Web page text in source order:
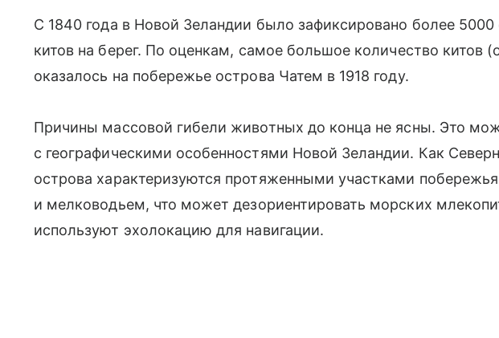
С 1840 года в Новой Зеландии было зафиксировано более 5000
китов на берег. По оценкам, самое большое количество китов
оказалось на побережье острова Чатем в 1918 году.
Причины массовой гибели животных до конца не ясны. Это
с географическими особенностями Новой Зеландии. Как
острова характеризуются протяженными участками
и мелководьем, что может дезориентировать морских
используют эхолокацию для навигации.